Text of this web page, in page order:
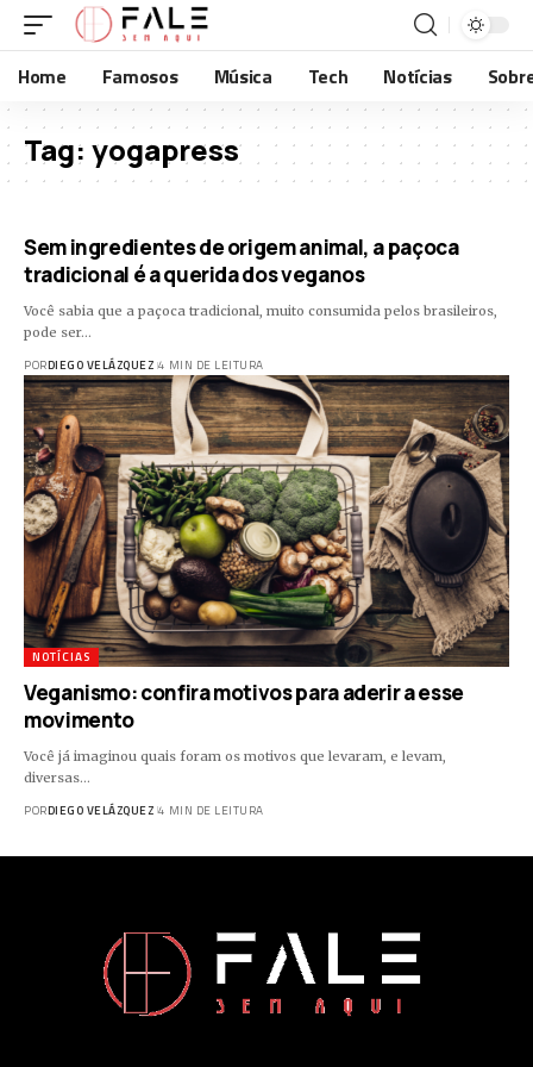
Home Famosos Música Tech Notícias
Tag: yogapress
Sem ingredientes de origem animal, a paçoca
tradicional é a querida dos veganos
Você sabia que a paçoca tradicional, muito consumida pelos brasileiros,
pode ser…
PORDIEGO VELÁZQUEZ 4 MIN DE LEITURA
NOTÍCIAS
Veganismo: confira motivos para aderir a esse
movimento
Você já imaginou quais foram os motivos que levaram, e levam,
diversas…
PORDIEGO VELÁZQUEZ 4 MIN DE LEITURA